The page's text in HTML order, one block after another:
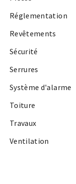
Réglementation
Revêtements
Sécurité
Serrures
Système d'alarme
Toiture
Travaux
Ventilation